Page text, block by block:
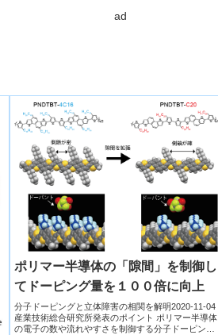
ad
ポリマー半導体の「隙間」を制御し
てドーピング量を１００倍に向上
分子ドーピングと立体障害の相関を解明2020-11-04
産業技術総合研究所発表のポイント ポリマー半導体
の電子の数や流れやすさを制御する分子ドーピング